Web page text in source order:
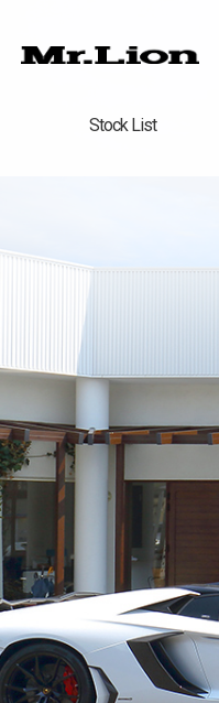
Stock List
在庫車情報